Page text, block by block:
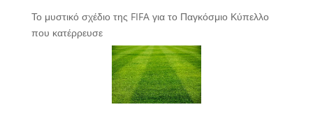
Το μυστικό σχέδιο της FIFA για το Παγκόσμιο Κύπελλο
που κατέρρευσε